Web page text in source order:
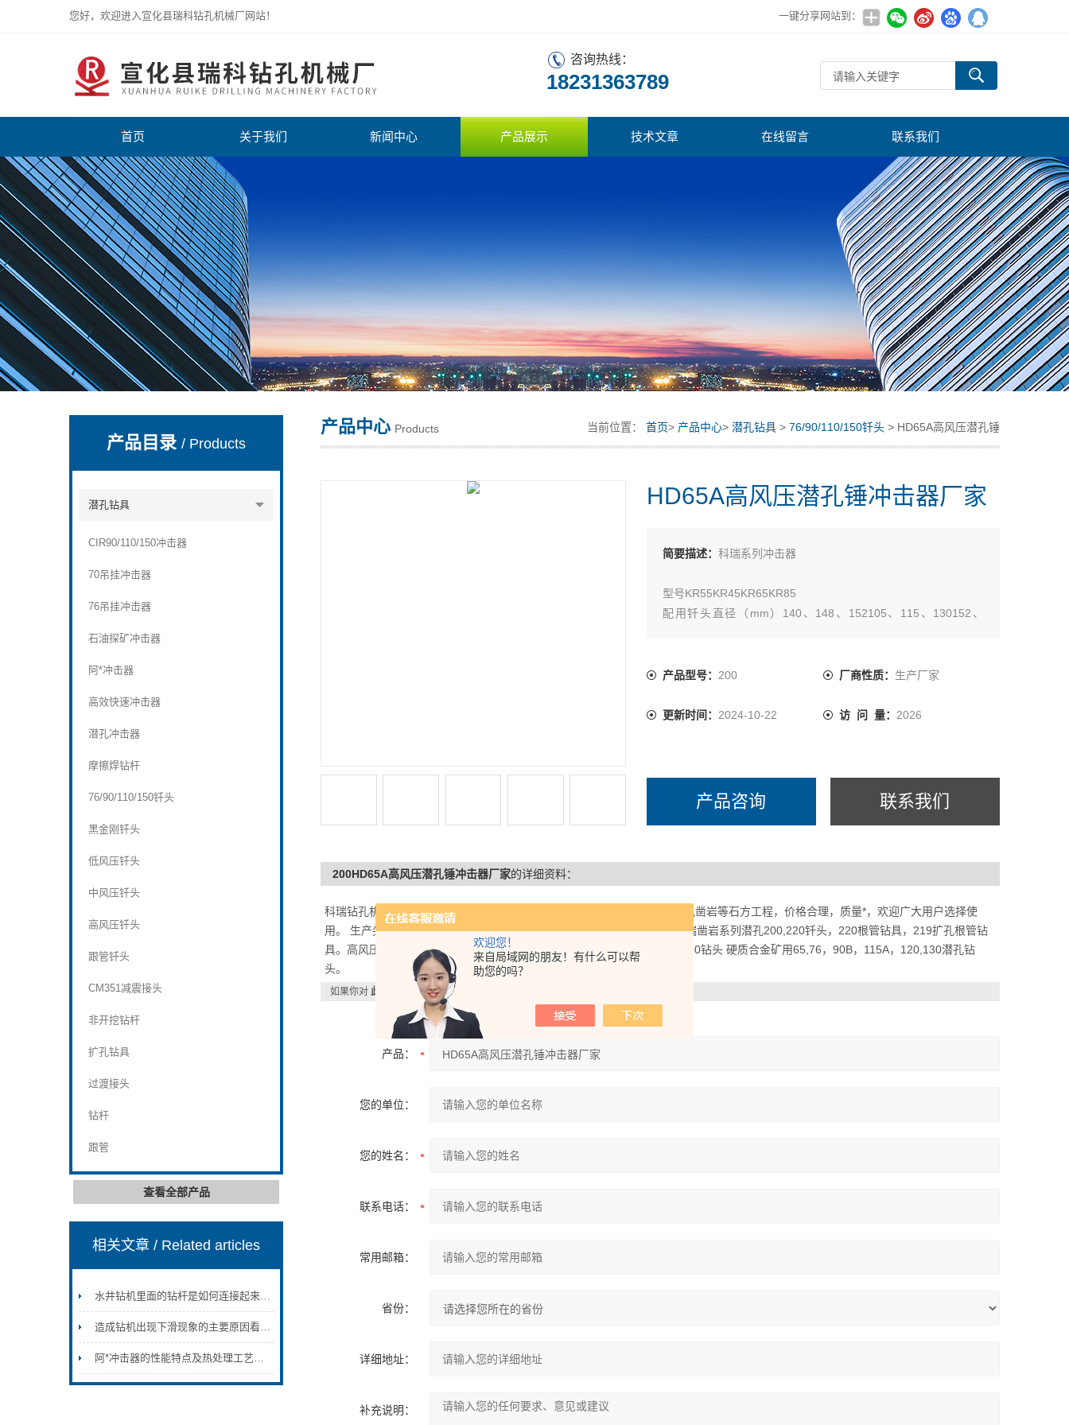
欢迎您！
来自局域网的朋友！有什么可以帮
助您的吗？
您好，欢迎进入宣化县瑞科钻孔机械厂网站！ 一键分享网站到：
宣化县瑞科钻孔机械厂
咨询热线：
18231363789
首页 关于我们 新闻中心 产品展示 技术文章 在线留言 联系我们
产品目录/ Products
潜孔钻具
CIR90/110/150冲击器
70吊挂冲击器
76吊挂冲击器
石油探矿冲击器
阿*冲击器
高效快速冲击器
潜孔冲击器
摩擦焊钻杆
76/90/110/150钎头
黑金刚钎头
低风压钎头
中风压钎头
高风压钎头
跟管钎头
CM351减震接头
非开挖钻杆
扩孔钻具
过渡接头
钻杆
跟管
查看全部产品
相关文章/ Related articles
水井钻机里面的钻杆是如何连接起来的？
造成钻机出现下滑现象的主要原因看完便知
阿*冲击器的性能特点及热处理工艺介绍
产品中心 Products 当前位置： 首页> 产品中心> 潜孔钻具 > 76/90/110/150钎头 > HD65A高风压潜孔锤
冲击器厂家
HD65A高风压潜孔锤冲击器厂家
简要描述： 科瑞系列冲击器
型号KR55KR45KR65KR85
配用钎头直径（mm）140、148、152105、115、130152、
总 长（mm）1235104012381359
风 压（kg/cm2）6—257—2112--2512--25
产品型号： 200 厂商性质： 生产厂家
更新时间： 2024-10-22 访 问 量： 2026
产品咨询 联系我们
200HD65A高风压潜孔锤冲击器厂家的详细资料：
科瑞钻孔机械有限公司，.提供全系列各个口径的标准钎头，广泛应用于潜孔凿岩等石方工程，价格合理，质量*，欢迎广大用户选择使
用。 生产尖齿115/138钎头，球齿148/152钻头，混合齿175潜孔钻头。科瑞凿岩系列潜孔200,220钎头，220根管钻具，219扩孔根管钻
具。高风压190钎头，材质可靠，工艺*，性能质量保证。高、低风压潜孔250钻头 硬质合金矿用65,76，90B，115A，120,130潜孔钻
头。
如果你对 此产品 感兴趣，想了解更详细的产品信息，填写下表直接与厂家联系：
产品：
您的单位：
您的姓名：
联系电话：
常用邮箱：
省份：
详细地址：
补充说明：